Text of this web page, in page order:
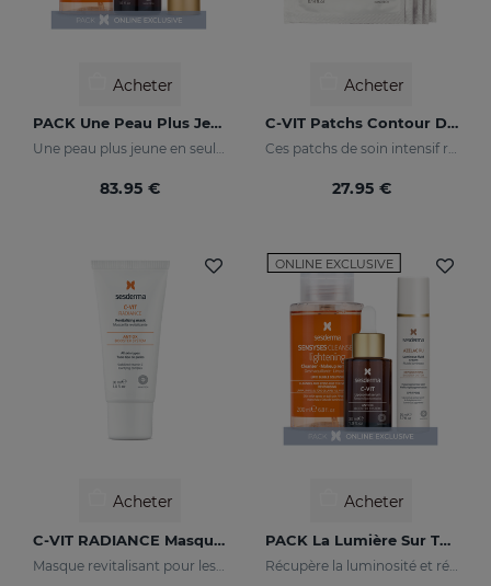
Acheter
PACK Une Peau Plus Jeune
Une peau plus jeune en seulement 3 étapes
83.95 €
Acheter
C-VIT Patchs Contour Des Yeux
Ces patchs de soin intensif redonneront à votre regard un aspect éclatant de santé et rehausseront son éclat
27.95 €
Acheter
C-VIT RADIANCE Masque Revitalisant
ONLINE EXCLUSIVE
Acheter
PACK La Lumière Sur Ta Peau
Récupère la luminosité et réduit les taches de la peau